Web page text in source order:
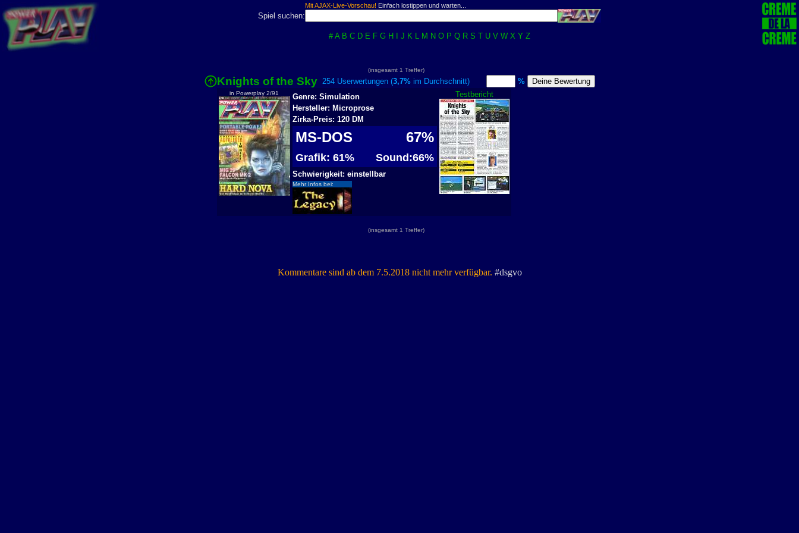
Mit AJAX-Live-Vorschau! Einfach lostippen und warten...
Spiel suchen:
# A B C D E F G H J K L M N O P Q R S T U V W X Y Z
(insgesamt 1 Treffer)
Knights of the Sky254 Userwertungen (3,7%im Durchschnitt) %
in Powerplay 2/91 Testbericht
Genre: Simulation
Hersteller: Microprose
Zirka-Preis: 120 DM
MS-DOS 67%
Grafik: 61% Sound:66%
Schwierigkeit: einstellbar
Mehr Infos bei:
(insgesamt 1 Treffer)
Kommentare sind ab dem 7.5.2018 nicht mehr verfügbar. #dsgvo